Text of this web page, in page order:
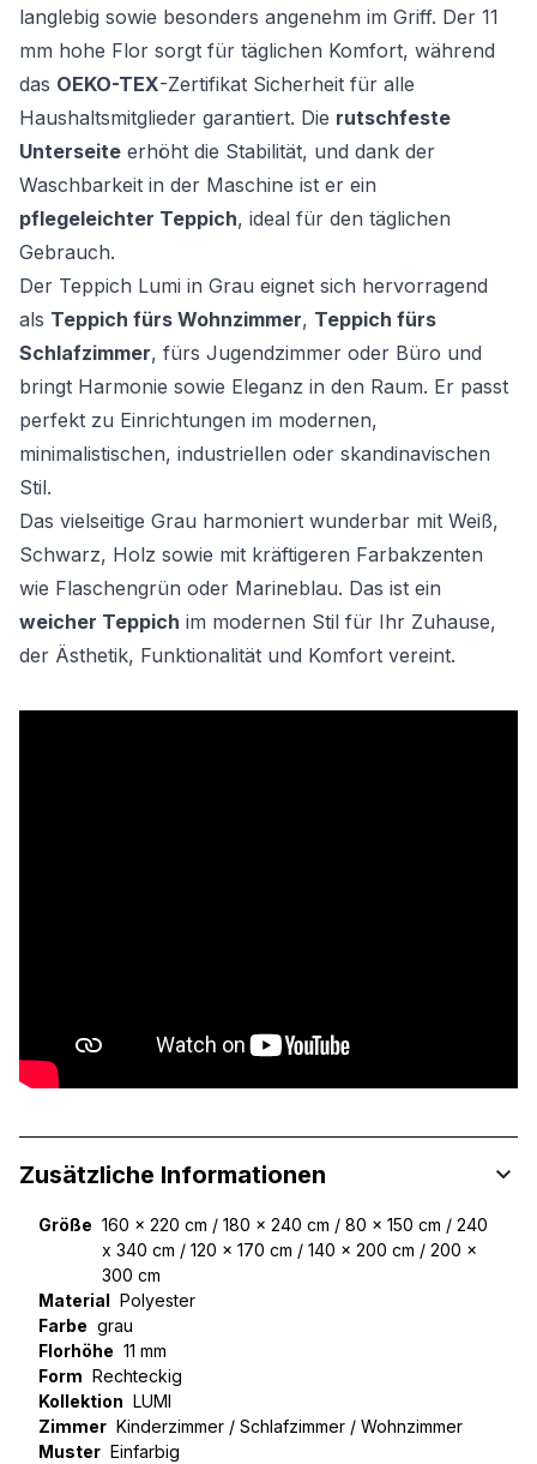
langlebig sowie besonders angenehm im Griff. Der 11
mm hohe Flor sorgt für täglichen Komfort, während
das OEKO-TEX-Zertifikat Sicherheit für alle
Haushaltsmitglieder garantiert. Die rutschfeste
Unterseite erhöht die Stabilität, und dank der
Waschbarkeit in der Maschine ist er ein
pflegeleichter Teppich, ideal für den täglichen
Gebrauch.
Der Teppich Lumi in Grau eignet sich hervorragend
als Teppich fürs Wohnzimmer, Teppich fürs
Schlafzimmer, fürs Jugendzimmer oder Büro und
bringt Harmonie sowie Eleganz in den Raum. Er passt
perfekt zu Einrichtungen im modernen,
minimalistischen, industriellen oder skandinavischen
Stil.
Das vielseitige Grau harmoniert wunderbar mit Weiß,
Schwarz, Holz sowie mit kräftigeren Farbakzenten
wie Flaschengrün oder Marineblau. Das ist ein
weicher Teppich im modernen Stil für Ihr Zuhause,
der Ästhetik, Funktionalität und Komfort vereint.
Zusätzliche Informationen
Größe 160 x 220 cm / 180 x 240 cm / 80 x 150 cm / 240
x 340 cm / 120 x 170 cm / 140 x 200 cm / 200 x
300 cm
Material Polyester
Farbe grau
Florhöhe 11 mm
Form Rechteckig
Kollektion LUMI
Zimmer Kinderzimmer / Schlafzimmer / Wohnzimmer
Muster Einfarbig